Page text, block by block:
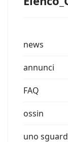
news
annunci
FAQ
ossin
uno